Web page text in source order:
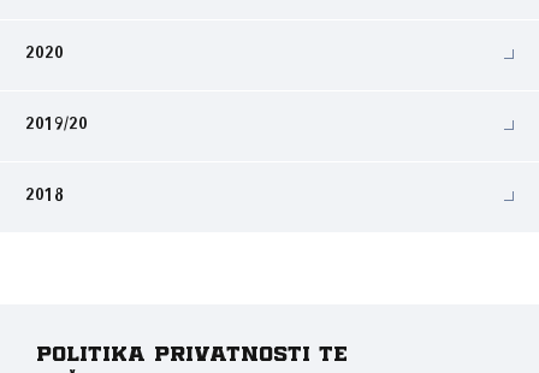
2020
2019/20
2018
Politika privatnosti te